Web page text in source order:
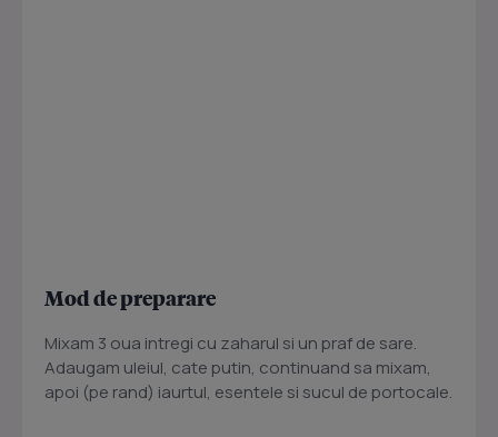
Mod de preparare
Mixam 3 oua intregi cu zaharul si un praf de sare.
Adaugam uleiul, cate putin, continuand sa mixam,
apoi (pe rand) iaurtul, esentele si sucul de portocale.